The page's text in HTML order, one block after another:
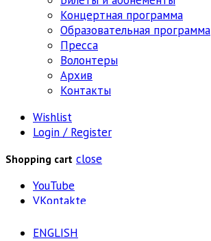
Концертная программа
Образовательная программа
Пресса
Волонтеры
Архив
Контакты
Wishlist
Login / Register
Shopping cart close
YouTube
VKontakte
ENGLISH